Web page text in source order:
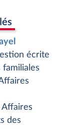
écrite
familiales
Affaires
des